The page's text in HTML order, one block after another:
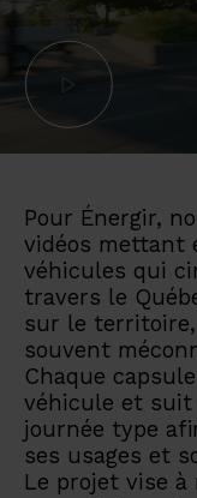
Pour Énergir,
vidéos mettant
véhicules qui
travers le
sur le
souvent
Chaque
véhicule et
journée type
ses usages et
Le projet vise